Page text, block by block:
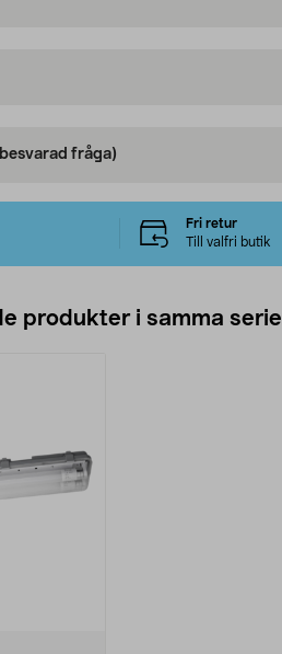
besvarad fråga)
Fri retur
Till valfri butik
produkter i samma serie